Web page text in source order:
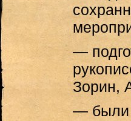
—
Зорин,
— были